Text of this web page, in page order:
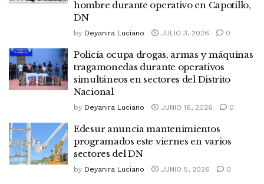
hombre durante operativo en Capotillo,
DN
by Deyanira Luciano JULIO 3, 2026 0
Policía ocupa drogas, armas y máquinas
tragamonedas durante operativos
simultáneos en sectores del Distrito
Nacional
by Deyanira Luciano JUNIO 16, 2026 0
Edesur anuncia mantenimientos
programados este viernes en varios
sectores del DN
by Deyanira Luciano JUNIO 5, 2026 0